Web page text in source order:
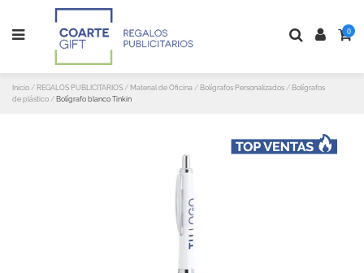
0
Inicio REGALOS PUBLICITARIOS Material de Oficina Bolígrafos Personalizados
Bolígrafos
de plástico
Bolígrafo blanco Tinkin